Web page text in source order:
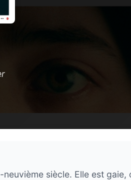
siècle. Elle est